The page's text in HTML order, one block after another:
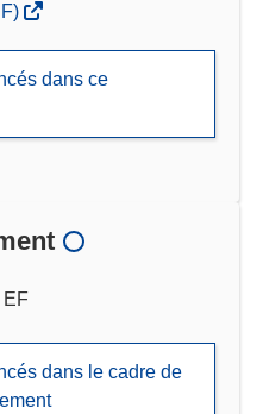
dans ce
EF
dans le cadre de